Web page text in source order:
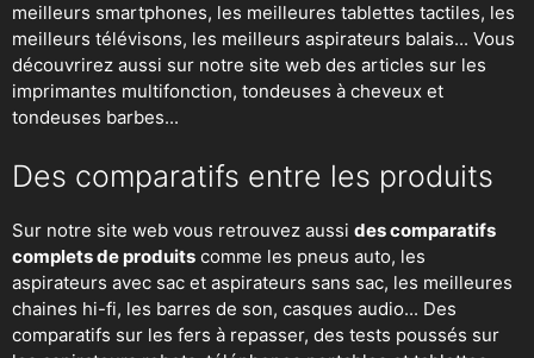
meilleurs smartphones, les meilleures tablettes tactiles, les
meilleurs télévisons, les meilleurs aspirateurs balais... Vous
découvrirez aussi sur notre site web des articles sur les
imprimantes multifonction, tondeuses à cheveux et
tondeuses barbes...
Des comparatifs entre les produits
Sur notre site web vous retrouvez aussi des comparatifs
complets de produits comme les pneus auto, les
aspirateurs avec sac et aspirateurs sans sac, les meilleures
chaines hi-fi, les barres de son, casques audio... Des
comparatifs sur les fers à repasser, des tests poussés sur